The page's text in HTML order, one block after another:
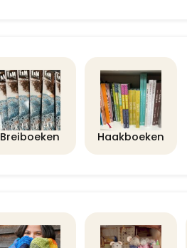
Breiboeken Haakboeken